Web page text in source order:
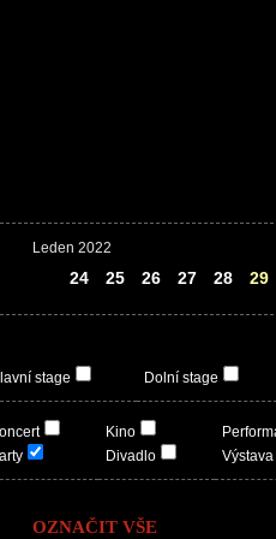
Leden 2022
24 25 26 27 28 29
stage Dolní stage
Kino
Divadlo
Výstava
OZNAČIT VŠE